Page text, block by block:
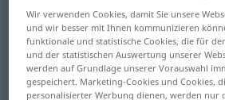
Lagef
Übersicht aller Übersetzungen
(Für mehr Details die Übersetzung
位置, 層
Wir verwenden Cookies, damit Sie unsere
und wir besser mit Ihnen kommunizieren
funktionale und statistische Cookies, die für
und der statistischen Auswertung unserer
werden auf Grundlage unserer Vorauswahl
gespeichert. Marketing-Cookies und Cookies,
personalisierter Werbung dienen, werden nur